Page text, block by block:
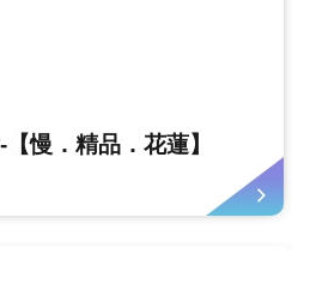
慢．精品．花蓮】